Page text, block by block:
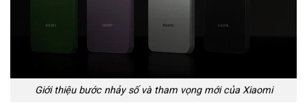
Giới thiệu bước nhảy số và tham vọng mới của Xiaomi